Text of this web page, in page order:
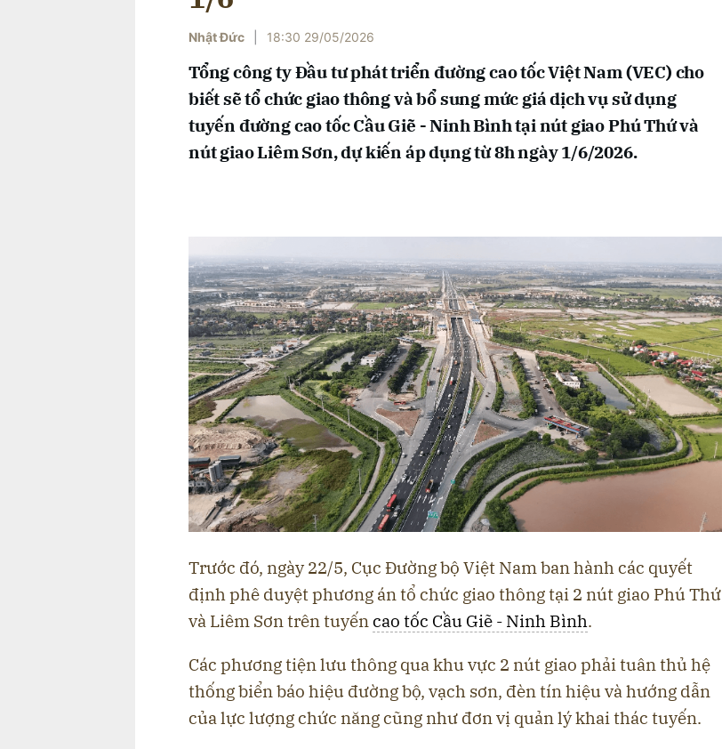
Nhật Đức 18:30 29/05/2026
Tổng công ty Đầu tư phát triển đường cao tốc Việt Nam (VEC) cho
biết sẽ tổ chức giao thông và bổ sung mức giá dịch vụ sử dụng
tuyến đường cao tốc Cầu Giẽ - Ninh Bình tại nút giao Phú Thứ và
nút giao Liêm Sơn, dự kiến áp dụng từ 8h ngày 1/6/2026.
Trước đó, ngày 22/5, Cục Đường bộ Việt Nam ban hành các quyết
định phê duyệt phương án tổ chức giao thông tại 2 nút giao Phú Thứ
và Liêm Sơn trên tuyến cao tốc Cầu Giẽ - Ninh Bình.
Các phương tiện lưu thông qua khu vực 2 nút giao phải tuân thủ hệ
thống biển báo hiệu đường bộ, vạch sơn, đèn tín hiệu và hướng dẫn
của lực lượng chức năng cũng như đơn vị quản lý khai thác tuyến.